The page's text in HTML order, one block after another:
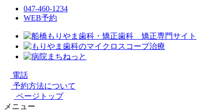
047-460-1234
WEB予約
電話
予約方法について
ページトップ
メニュー